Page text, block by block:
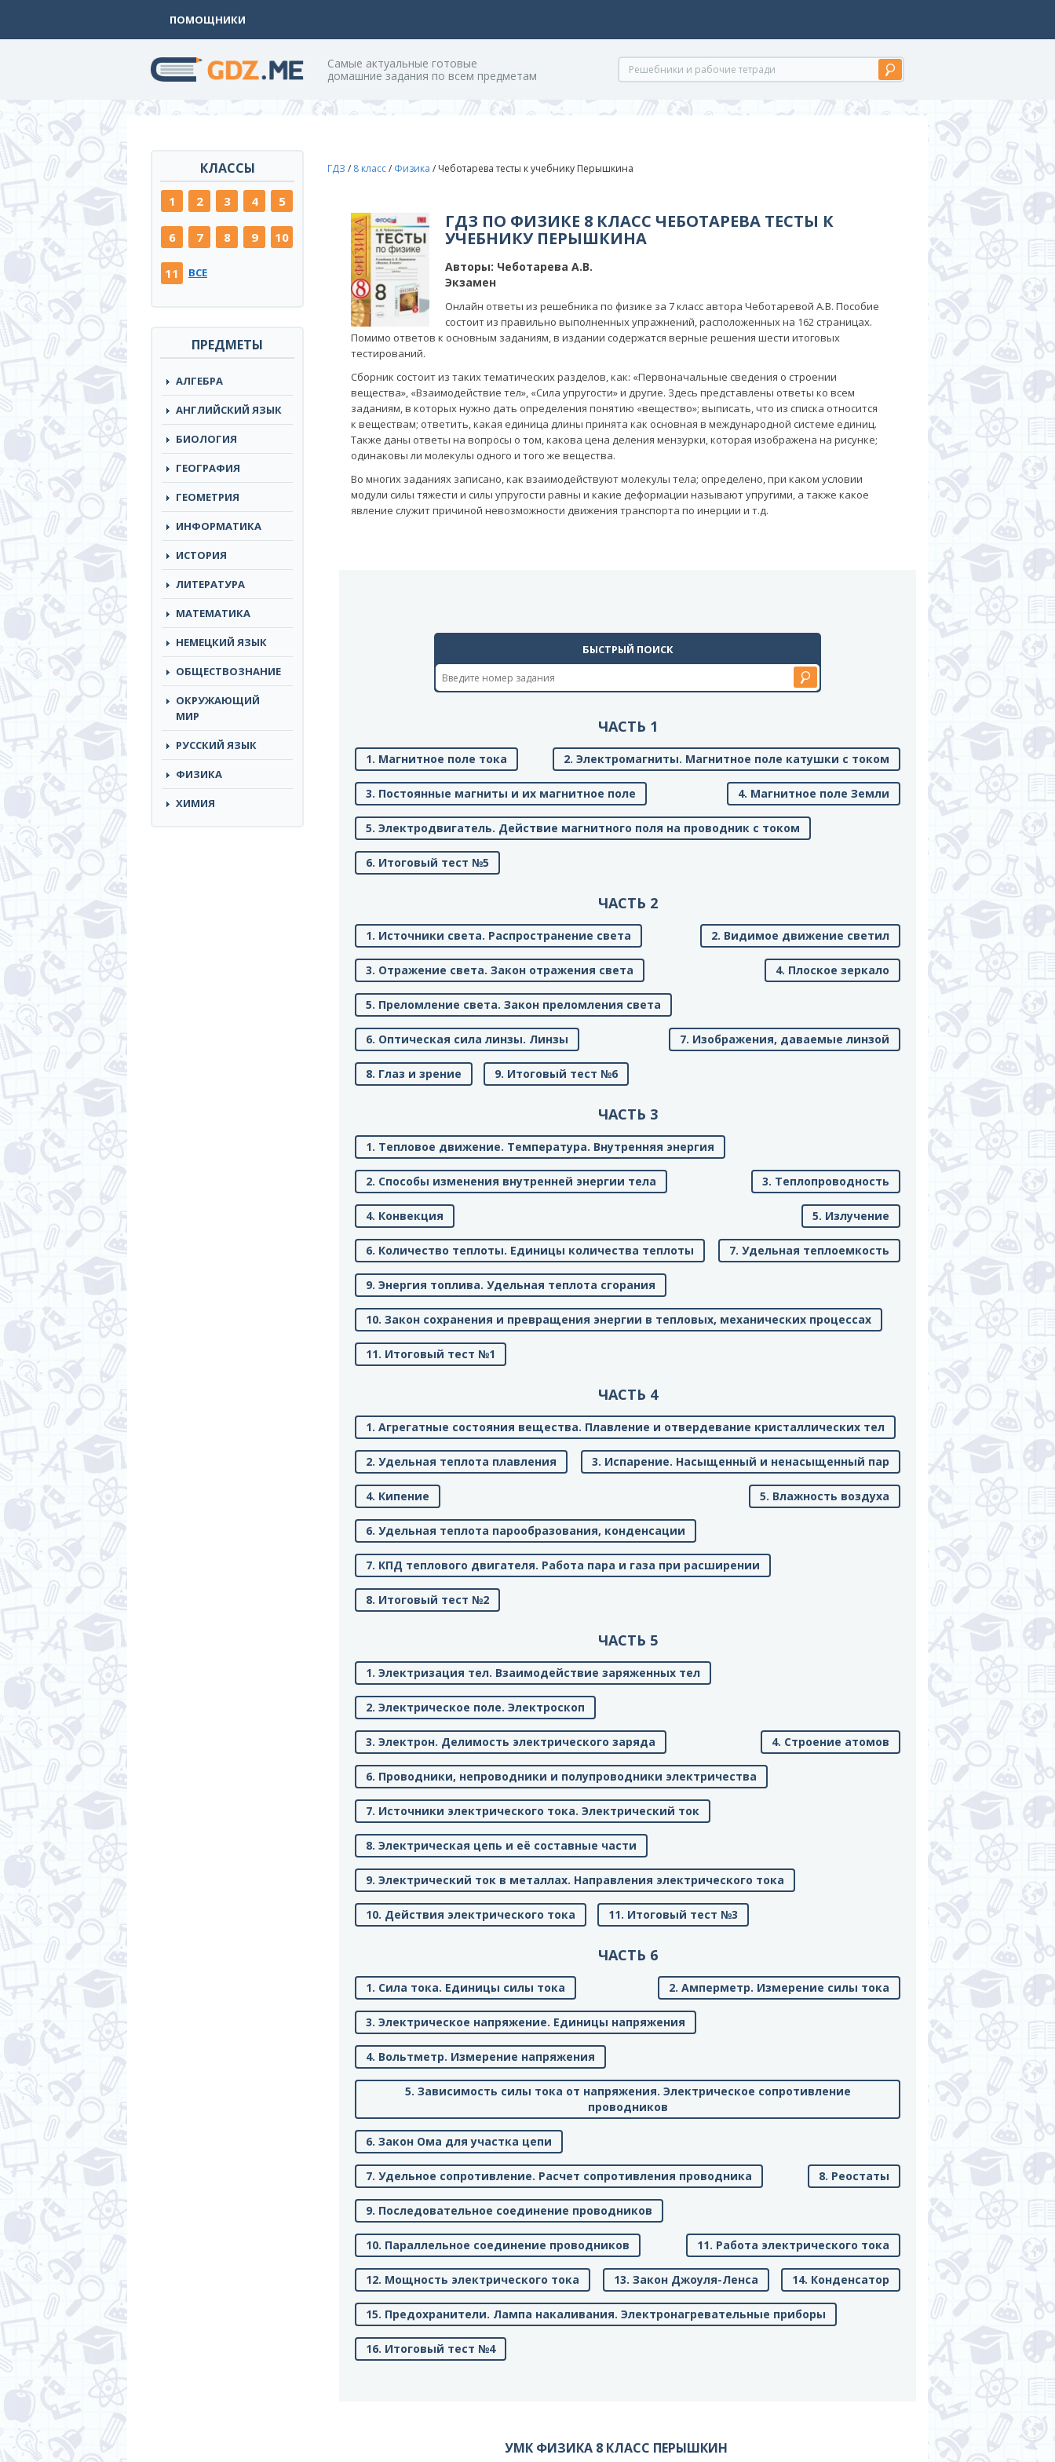
ПОМОЩНИКИ
Cамые актуальные готовые
домашние задания по всем предметам
КЛАССЫ
1 2 3 4 5
6 7 8 9 10
11 ВСЕ
ПРЕДМЕТЫ
АЛГЕБРА
АНГЛИЙСКИЙ ЯЗЫК
БИОЛОГИЯ
ГЕОГРАФИЯ
ГЕОМЕТРИЯ
ИНФОРМАТИКА
ИСТОРИЯ
ЛИТЕРАТУРА
МАТЕМАТИКА
НЕМЕЦКИЙ ЯЗЫК
ОБЩЕСТВОЗНАНИЕ
ОКРУЖАЮЩИЙ
МИР
РУССКИЙ ЯЗЫК
ФИЗИКА
ХИМИЯ
ГДЗ / 8 класс/ Физика / Чеботарева тесты к учебнику Перышкина
ГДЗ ПО ФИЗИКЕ 8 КЛАСС ЧЕБОТАРЕВА ТЕСТЫ К
УЧЕБНИКУ ПЕРЫШКИНА
Авторы: Чеботарева А.В.
Экзамен
Онлайн ответы из решебника по физике за 7 класс автора Чеботаревой А.В. Пособие
состоит из правильно выполненных упражнений, расположенных на 162 страницах.
Помимо ответов к основным заданиям, в издании содержатся верные решения шести итоговых
тестирований.
Сборник состоит из таких тематических разделов, как: «Первоначальные сведения о строении
вещества», «Взаимодействие тел», «Сила упругости» и другие. Здесь представлены ответы ко всем
заданиям, в которых нужно дать определения понятию «вещество»; выписать, что из списка относится
к веществам; ответить, какая единица длины принята как основная в международной системе единиц.
Также даны ответы на вопросы о том, какова цена деления мензурки, которая изображена на рисунке;
одинаковы ли молекулы одного и того же вещества.
Во многих заданиях записано, как взаимодействуют молекулы тела; определено, при каком условии
модули силы тяжести и силы упругости равны и какие деформации называют упругими, а также какое
явление служит причиной невозможности движения транспорта по инерции и т.д.
БЫСТРЫЙ ПОИСК
ЧАСТЬ 1
1. Магнитное поле тока 2. Электромагниты. Магнитное поле катушки с током
3. Постоянные магниты и их магнитное поле 4. Магнитное поле Земли
5. Электродвигатель. Действие магнитного поля на проводник с током
6. Итоговый тест №5
ЧАСТЬ 2
1. Источники света. Распространение света 2. Видимое движение светил
3. Отражение света. Закон отражения света 4. Плоское зеркало
5. Преломление света. Закон преломления света
6. Оптическая сила линзы. Линзы 7. Изображения, даваемые линзой
8. Глаз и зрение 9. Итоговый тест №6
ЧАСТЬ 3
1. Тепловое движение. Температура. Внутренняя энергия
2. Способы изменения внутренней энергии тела 3. Теплопроводность
4. Конвекция 5. Излучение
6. Количество теплоты. Единицы количества теплоты 7. Удельная теплоемкость
9. Энергия топлива. Удельная теплота сгорания
10. Закон сохранения и превращения энергии в тепловых, механических процессах
11. Итоговый тест №1
ЧАСТЬ 4
1. Агрегатные состояния вещества. Плавление и отвердевание кристаллических тел
2. Удельная теплота плавления 3. Испарение. Насыщенный и ненасыщенный пар
4. Кипение 5. Влажность воздуха
6. Удельная теплота парообразования, конденсации
7. КПД теплового двигателя. Работа пара и газа при расширении
8. Итоговый тест №2
ЧАСТЬ 5
1. Электризация тел. Взаимодействие заряженных тел
2. Электрическое поле. Электроскоп
3. Электрон. Делимость электрического заряда 4. Строение атомов
6. Проводники, непроводники и полупроводники электричества
7. Источники электрического тока. Электрический ток
8. Электрическая цепь и её составные части
9. Электрический ток в металлах. Направления электрического тока
10. Действия электрического тока 11. Итоговый тест №3
ЧАСТЬ 6
1. Сила тока. Единицы силы тока 2. Амперметр. Измерение силы тока
3. Электрическое напряжение. Единицы напряжения
4. Вольтметр. Измерение напряжения
5. Зависимость силы тока от напряжения. Электрическое сопротивление
проводников
6. Закон Ома для участка цепи
7. Удельное сопротивление. Расчет сопротивления проводника 8. Реостаты
9. Последовательное соединение проводников
10. Параллельное соединение проводников 11. Работа электрического тока
12. Мощность электрического тока 13. Закон Джоуля-Ленса 14. Конденсатор
15. Предохранители. Лампа накаливания. Электронагревательные приборы
16. Итоговый тест №4
УМК ФИЗИКА 8 КЛАСС ПЕРЫШКИН